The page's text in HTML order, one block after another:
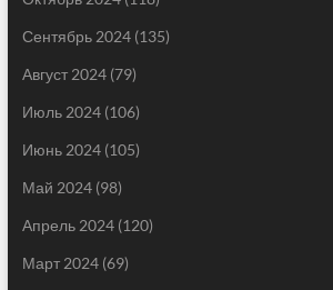
Сентябрь 2024(135)
Август 2024(79)
Июль 2024(106)
Июнь 2024(105)
Май 2024(98)
Апрель 2024(120)
Март 2024(69)